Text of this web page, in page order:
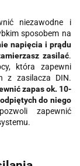
niezawodne i
sposobem na
napięcia i prądu
zasilać.
która zapewni
z zasilacza DIN.
zapas ok. 10-
do niego
zapewnić